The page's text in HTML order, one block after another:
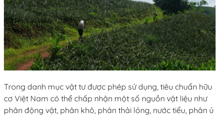
Trong danh mục vật tư được phép sử dụng, tiêu chuẩn hữu
cơ Việt Nam có thể chấp nhận một số nguồn vật liệu như
phân động vật, phân khô, phân thải lỏng, nước tiểu, phân ủ